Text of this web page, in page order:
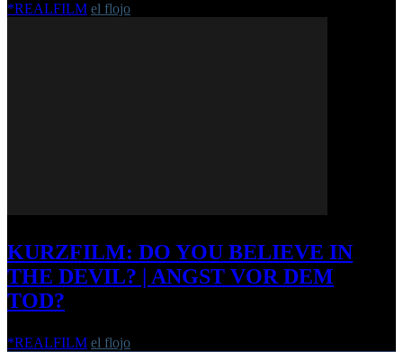
*REALFILM el flojo
KURZFILM: DO YOU BELIEVE IN
THE DEVIL? | ANGST VOR DEM
TOD?
*REALFILM el flojo